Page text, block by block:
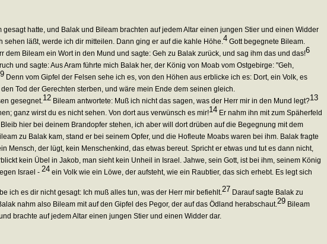
gesagt hatte, und Balak und Bileam brachten auf jedem Altar einen jungen Stier und einen Widder
läßt, werde ich dir mitteilen. Dann ging er auf die kahle Höhe. 4 Gott begegnete Bileam.
dem Bileam ein Wort in den Mund und sagte: Geh zu Balak zurück, und sag ihm das und das!6
und sagte: Aus Aram führte mich Balak her, der König von Moab vom Ostgebirge: "Geh,
9 Denn vom Gipfel der Felsen sehe ich es, von den Höhen aus erblicke ich es: Dort, ein Volk, es
Tod der Gerechten sterben, und wäre mein Ende dem seinen gleich.
gesegnet. 12 Bileam antwortete: Muß ich nicht das sagen, was der Herr mir in den Mund legt?13
ganz wirst du es nicht sehen. Von dort aus verwünsch es mir!14 Er nahm ihn mit zum Späherfeld
hier bei deinem Brandopfer stehen, ich aber will dort drüben auf die Begegnung mit dem
zu Balak kam, stand er bei seinem Opfer, und die Hofleute Moabs waren bei ihm. Balak fragte
Mensch, der lügt, kein Menschenkind, das etwas bereut. Spricht er etwas und tut es dann nicht,
kein Übel in Jakob, man sieht kein Unheil in Israel. Jahwe, sein Gott, ist bei ihm, seinem König
Israel - 24 ein Volk wie ein Löwe, der aufsteht, wie ein Raubtier, das sich erhebt. Es legt sich
ich es dir nicht gesagt: Ich muß alles tun, was der Herr mir befiehlt. 27 Darauf sagte Balak zu
nahm also Bileam mit auf den Gipfel des Pegor, der auf das Ödland herabschaut. 29 Bileam
brachte auf jedem Altar einen jungen Stier und einen Widder dar.